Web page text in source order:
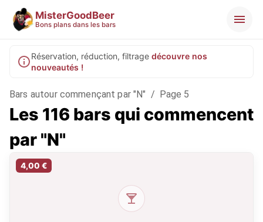
MisterGoodBeer
Bons plans dans les bars
Réservation, réduction, filtrage découvre nos
nouveautés !
Bars autour commençant par "N" / Page 5
Les 116 bars qui commencent
par "N"
4,00 €